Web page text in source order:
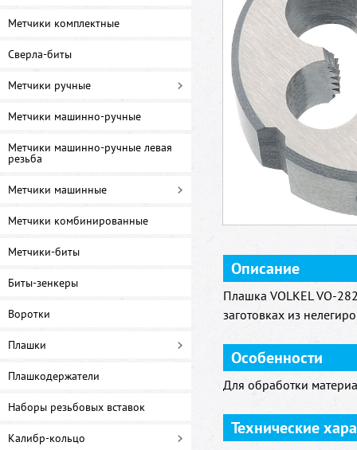
Метчики комплектные
Сверла-биты
Метчики ручные
Метчики машинно-ручные
Метчики машинно-ручные левая
резьба
Метчики машинные
Метчики комбинированные
Метчики-биты
Биты-зенкеры
Воротки
Плашки
Плашкодержатели
Наборы резьбовых вставок
Калибр-кольцо
Описание
Плашка VOLKEL VO-
заготовках из
Особенности
Для обработки
Технические